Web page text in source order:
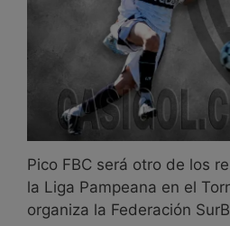
Pico FBC será otro de los
la Liga Pampeana en el
organiza la Federación